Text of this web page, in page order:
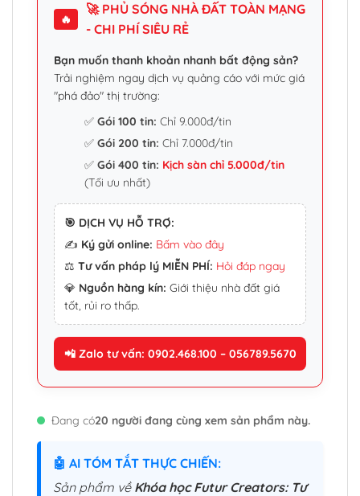
🔥
🚀 PHỦ SÓNG NHÀ ĐẤT TOÀN MẠNG
- CHI PHÍ SIÊU RẺ
Bạn muốn thanh khoản nhanh bất động sản?
Trải nghiệm ngay dịch vụ quảng cáo với mức giá
"phá đảo" thị trường:
✅Gói 100 tin: Chỉ 9.000đ/tin
✅Gói 200 tin: Chỉ 7.000đ/tin
✅Gói 400 tin: Kịch sàn chỉ 5.000đ/tin
(Tối ưu nhất)
🎯 DỊCH VỤ HỖ TRỢ:
✍️ Ký gửi online: Bấm vào đây
⚖️ Tư vấn pháp lý MIỄN PHÍ: Hỏi đáp ngay
💎 Nguồn hàng kín: Giới thiệu nhà đất giá
tốt, rủi ro thấp.
📲 Zalo tư vấn: 0902.468.100 – 056789.5670
Đang có20 người đang cùng xem sản phẩm này.
🤖 AI TÓM TẮT THỰC CHIẾN:
Sản phẩm về Khóa học Futur Creators: Tư